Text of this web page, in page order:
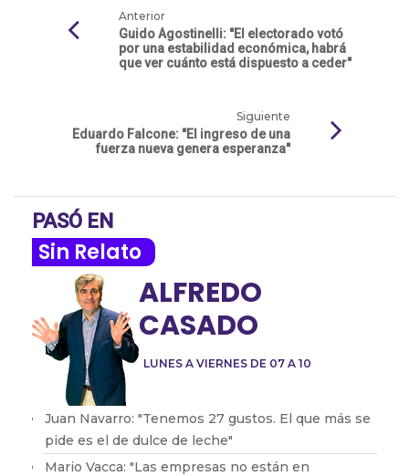
Anterior
Guido Agostinelli: "El electorado votó
por una estabilidad económica, habrá
que ver cuánto está dispuesto a ceder"
Siguiente
Eduardo Falcone: "El ingreso de una
fuerza nueva genera esperanza"
PASÓ EN
Sin Relato
LUNES A VIERNES DE 07 A 10
ALFREDO
CASADO
Juan Navarro: "Tenemos 27 gustos. El que más se
pide es el de dulce de leche"
Mario Vacca: "Las empresas no están en